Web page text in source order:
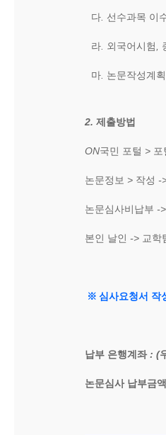
다 선수과목 이
라 외국어시험
마 논문작성계
2. 제출방법
ON국민 포털 > 포
논문정보 > 작성 -
논문심사비납부 ->
본인 날인 -> 교학
※ 심사요청서 작
납부 은행계좌: (
논문심사 납부금액